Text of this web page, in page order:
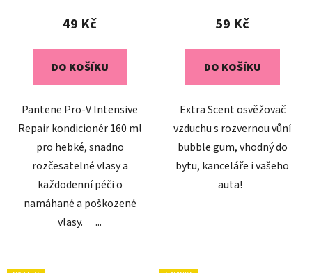
49 Kč
DO KOŠÍKU
Pantene Pro-V Intensive
Repair kondicionér 160 ml
pro hebké, snadno
rozčesatelné vlasy a
každodenní péči o
namáhané a poškozené
vlasy. ...
59 Kč
DO KOŠÍKU
Extra Scent osvěžovač
vzduchu s rozvernou vůní
bubble gum, vhodný do
bytu, kanceláře i vašeho
auta!